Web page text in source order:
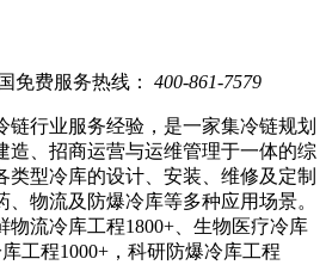
免费服务热线： 400-861-7579
链行业服务经验，是一家集冷链规划
造、招商运营与运维管理于一体的综
类型冷库的设计、安装、维修及定制
物流及防爆冷库等多种应用场景。
物流冷库工程1800+、生物医疗冷库
工程1000+，科研防爆冷库工程